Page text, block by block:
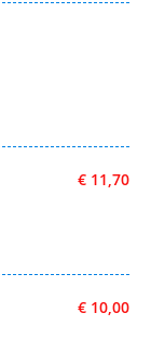
€ 11,70
€ 10,00